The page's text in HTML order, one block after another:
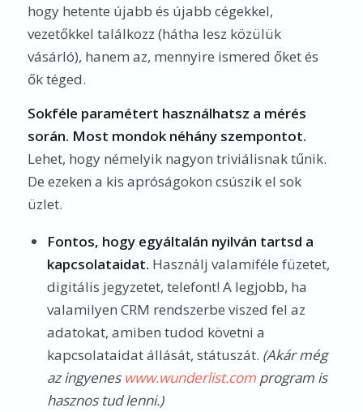
hogy hetente újabb és újabb cégekkel,
vezetőkkel találkozz (hátha lesz közülük
vásárló), hanem az, mennyire ismered őket és
ők téged.
Sokféle paramétert használhatsz a mérés
során. Most mondok néhány szempontot.
Lehet, hogy némelyik nagyon triviálisnak tűnik.
De ezeken a kis apróságokon csúszik el sok
üzlet.
Fontos, hogy egyáltalán nyilván tartsd a
kapcsolataidat. Használj valamiféle füzetet,
digitális jegyzetet, telefont! A legjobb, ha
valamilyen CRM rendszerbe viszed fel az
adatokat, amiben tudod követni a
kapcsolataidat állását, státuszát. (Akár még
az ingyenes www.wunderlist.comprogram is
hasznos tud lenni.)